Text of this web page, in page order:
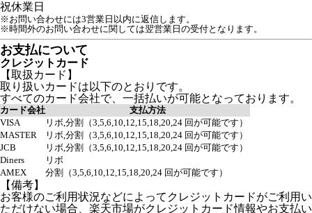
祝休業日
※お問い合わせには3営業日以内に返信します。
※時間外のお問い合わせに関しては翌営業日の受付となります。
お支払について
クレジットカード
【取扱カード】
取り扱いカードは以下のとおりです。
すべてのカード会社で、一括払いが可能となっております。
カード会社
支払方法
VISA
リボ,分割（3,5,6,10,12,15,18,20,24 回が可能です）
MASTER
リボ,分割（3,5,6,10,12,15,18,20,24 回が可能です）
JCB
リボ,分割（3,5,6,10,12,15,18,20,24 回が可能です）
Diners
リボ
AMEX
分割（3,5,6,10,12,15,18,20,24 回が可能です）
【備考】
お客様のご利用状況などによってクレジットカードがご利用い
ただけない場合、楽天市場がクレジットカード情報やお支払い